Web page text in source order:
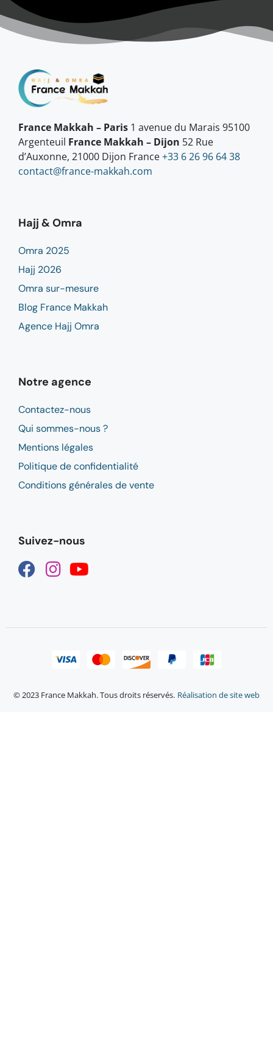
France Makkah – Paris 1 avenue du Marais 95100
Argenteuil France Makkah – Dijon 52 Rue
d’Auxonne, 21000 Dijon France+33 6 26 96 64 38
contact@france-makkah.com
Hajj & Omra
Omra 2025
Hajj 2026
Omra sur-mesure
Blog France Makkah
Agence Hajj Omra
Notre agence
Contactez-nous
Qui sommes-nous ?
Mentions légales
Politique de confidentialité
Conditions générales de vente
Suivez-nous
© 2023 France Makkah. Tous droits réservés. Réalisation de site web